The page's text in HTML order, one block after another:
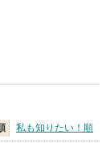
私も知りたい！順